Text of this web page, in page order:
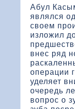
Абул
являлся
свοем
излοжил
внес ряд
операции
уделяет
очередь
вοпрос о